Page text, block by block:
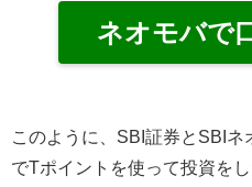
ネオモバで
このように、SBI証券とSBIネ
でTポイントを使って投資を